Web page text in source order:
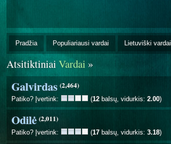
Pradžia Populiariausi vardai Lietuviški vardai
Atsitiktiniai Vardai »
Galvirdas (2,464)
Patiko? Įvertink: (12 balsų, vidurkis: 2.00)
Odilė (2,011)
Patiko? Įvertink: (17 balsų, vidurkis: 3.18)